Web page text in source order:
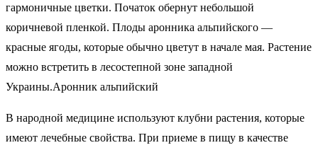
гармоничные цветки. Початок обернут небольшой
коричневой пленкой. Плоды аронника альпийского —
красные ягоды, которые обычно цветут в начале мая. Растение
можно встретить в лесостепной зоне западной
Украины.Аронник альпийский
В народной медицине используют клубни растения, которые
имеют лечебные свойства. При приеме в пищу в качестве